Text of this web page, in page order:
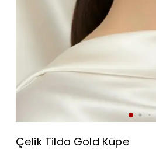
Çelik Tilda Gold Küpe